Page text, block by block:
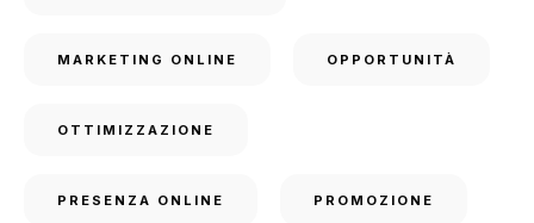
MARKETING ONLINE OPPORTUNITÀ
OTTIMIZZAZIONE
PRESENZA ONLINE PROMOZIONE